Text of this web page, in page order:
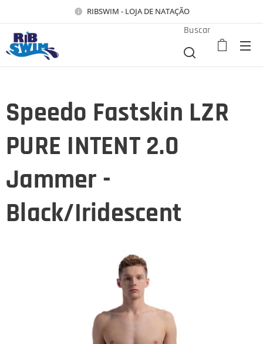
RIBSWIM - LOJA DE NATAÇÃO
Buscar
Speedo Fastskin LZR
PURE INTENT 2.0
Jammer -
Black/Iridescent